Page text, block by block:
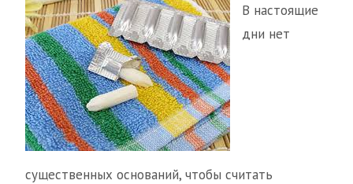
В настоящие
дни нет
существенных оснований, чтобы считать